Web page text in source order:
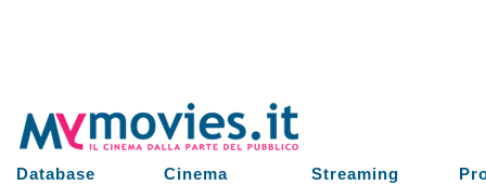
Database Cinema Streaming